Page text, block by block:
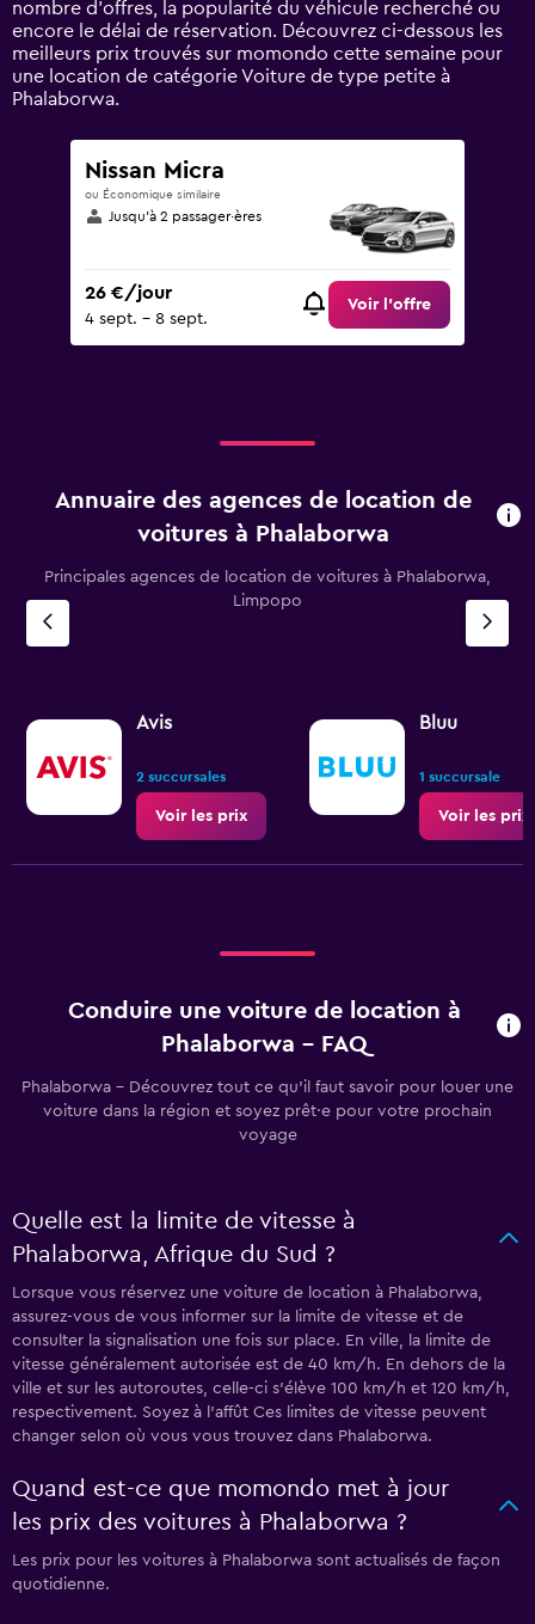
Range:
0
to
45.
nombre d’offres, la popularité du véhicule recherché ou
encore le délai de réservation. Découvrez ci-dessous les
meilleurs prix trouvés sur momondo cette semaine pour
une location de catégorie Voiture de type petite à
Phalaborwa.
Nissan Micra
ou Économique similaire
Jusqu’à 2 passager·ères
26 €/jour
4 sept. - 8 sept.
Voir l’offre
Annuaire des agences de location de
voitures à Phalaborwa
Principales agences de location de voitures à Phalaborwa,
Limpopo
Avis
2 succursales
Voir les prix
Bluu
1 succursale
Voir les prix
Conduire une voiture de location à
Phalaborwa - FAQ
Phalaborwa - Découvrez tout ce qu’il faut savoir pour louer une
voiture dans la région et soyez prêt·e pour votre prochain
voyage
Quelle est la limite de vitesse à
Phalaborwa, Afrique du Sud ?
Lorsque vous réservez une voiture de location à Phalaborwa,
assurez-vous de vous informer sur la limite de vitesse et de
consulter la signalisation une fois sur place. En ville, la limite de
vitesse généralement autorisée est de 40 km/h. En dehors de la
ville et sur les autoroutes, celle-ci s’élève 100 km/h et 120 km/h,
respectivement. Soyez à l'affût Ces limites de vitesse peuvent
changer selon où vous vous trouvez dans Phalaborwa.
Quand est-ce que momondo met à jour
les prix des voitures à Phalaborwa ?
Les prix pour les voitures à Phalaborwa sont actualisés de façon
quotidienne.